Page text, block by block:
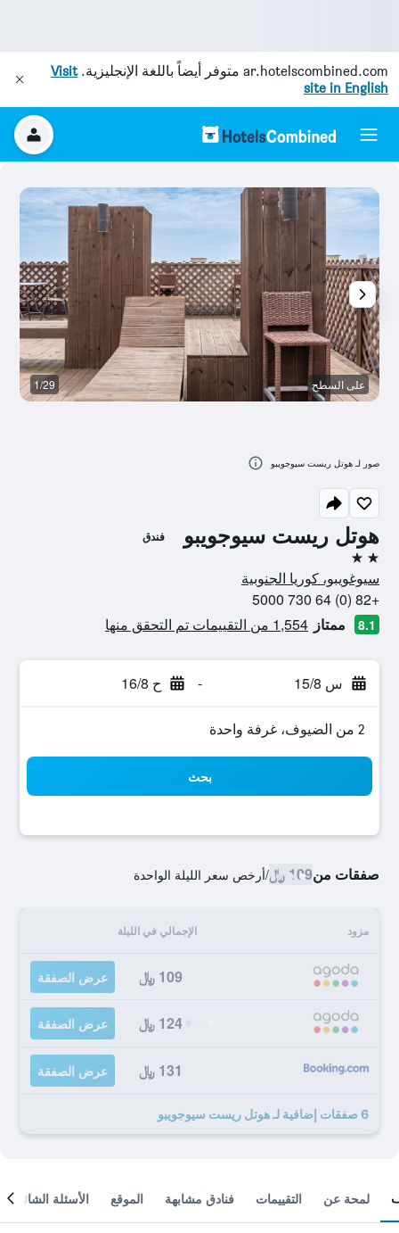
ar.hotelscombined.com متوفر أيضاً باللغة الإنجليزية.Visit
site in English
هوتل ريست سيوجويبو فندق
2 نجمتين
سيوغويبو، كوريا الجنوبية
+82 (0) 64 730 5000
8.1 ممتاز 1,554 من التقييمات تم التحقق منها
س 15/8 - ح 16/8
2 من الضيوف، غرفة واحدة
بحث
صفقات من109 ﷼ /أرخص سعر الليلة الواحدة
مزود الإجمالي في الليلة
109 ﷼ عرض الصفقة
124 ﷼ عرض الصفقة
131 ﷼ عرض الصفقة
6 صفقات إضافية لـ هوتل ريست سيوجويبو
على السطح 1/29
صور لـ هوتل ريست سيوجويبو
لمحة عن التقييمات فنادق مشابهة الموقع الأسئلة الشائعة